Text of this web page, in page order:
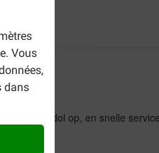
Vous
dans
zijn er dol op, en snelle service